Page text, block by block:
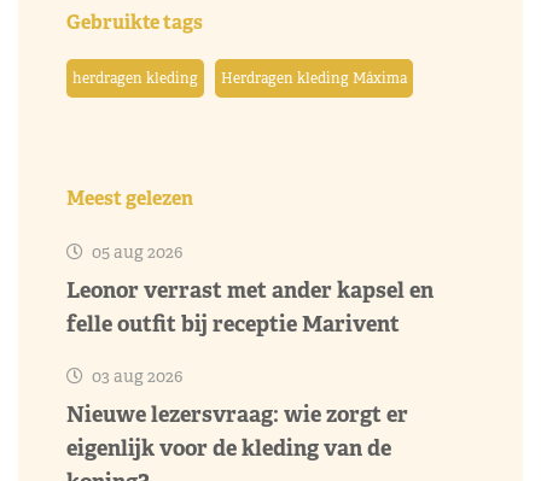
Gebruikte tags
herdragen kleding Herdragen kleding Máxima
Meest gelezen
05 aug 2026
Leonor verrast met ander kapsel en
felle outfit bij receptie Marivent
03 aug 2026
Nieuwe lezersvraag: wie zorgt er
eigenlijk voor de kleding van de